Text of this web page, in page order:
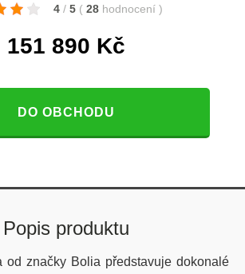
4 / 5 ( 28 hodnocení )
151 890 Kč
DO OBCHODU
Popis produktu
od značky Bolia představuje dokonalé